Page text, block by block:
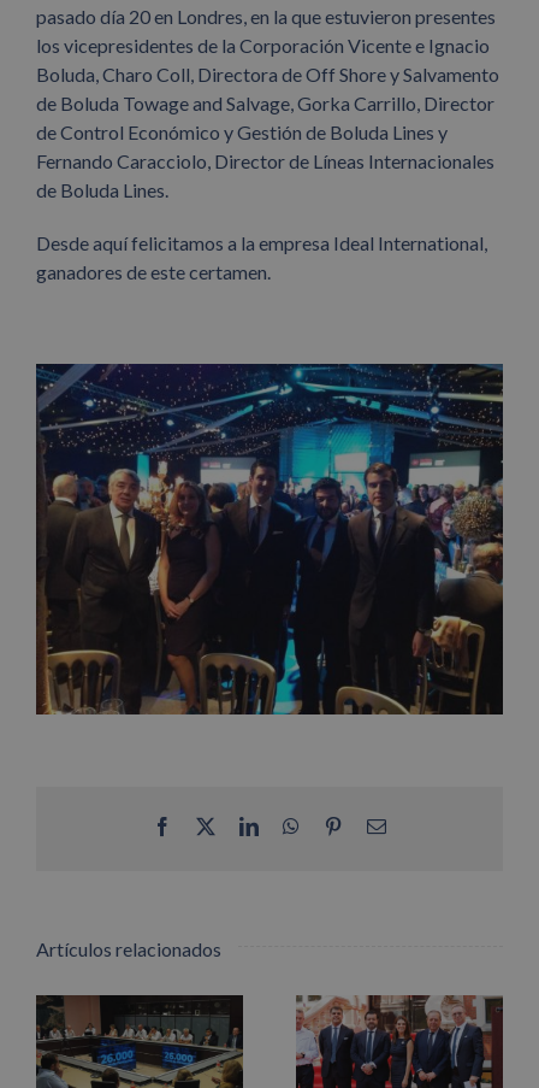
pasado día 20 en Londres, en la que estuvieron presentes
los vicepresidentes de la Corporación Vicente e Ignacio
Boluda, Charo Coll, Directora de Off Shore y Salvamento
de Boluda Towage and Salvage, Gorka Carrillo, Director
de Control Económico y Gestión de Boluda Lines y
Fernando Caracciolo, Director de Líneas Internacionales
de Boluda Lines.
Desde aquí felicitamos a la empresa Ideal International,
ganadores de este certamen.
Facebook LinkedInWhatsApp
PinterestCorreo
Artículos relacionados